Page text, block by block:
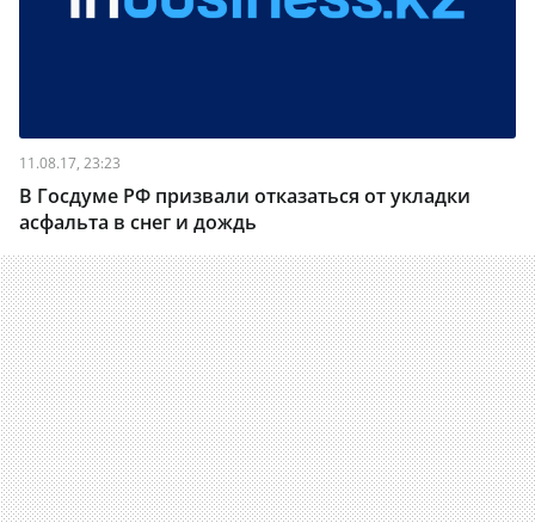
11.08.17, 23:23
В Госдуме РФ призвали отказаться от укладки
асфальта в снег и дождь